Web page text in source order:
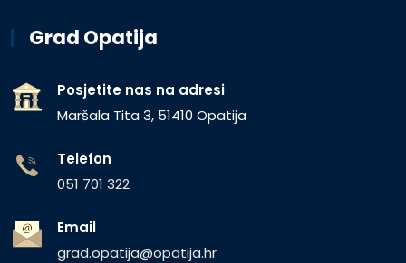
Grad Opatija
Posjetite nas na adresi
Maršala Tita 3, 51410 Opatija
Telefon
051 701 322
Email
grad.opatija@opatija.hr